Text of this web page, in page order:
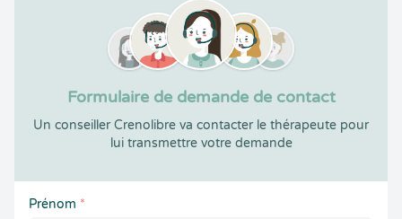
Formulaire de demande de contact
Un conseiller Crenolibre va contacter le thérapeute pour
lui transmettre votre demande
Prénom *